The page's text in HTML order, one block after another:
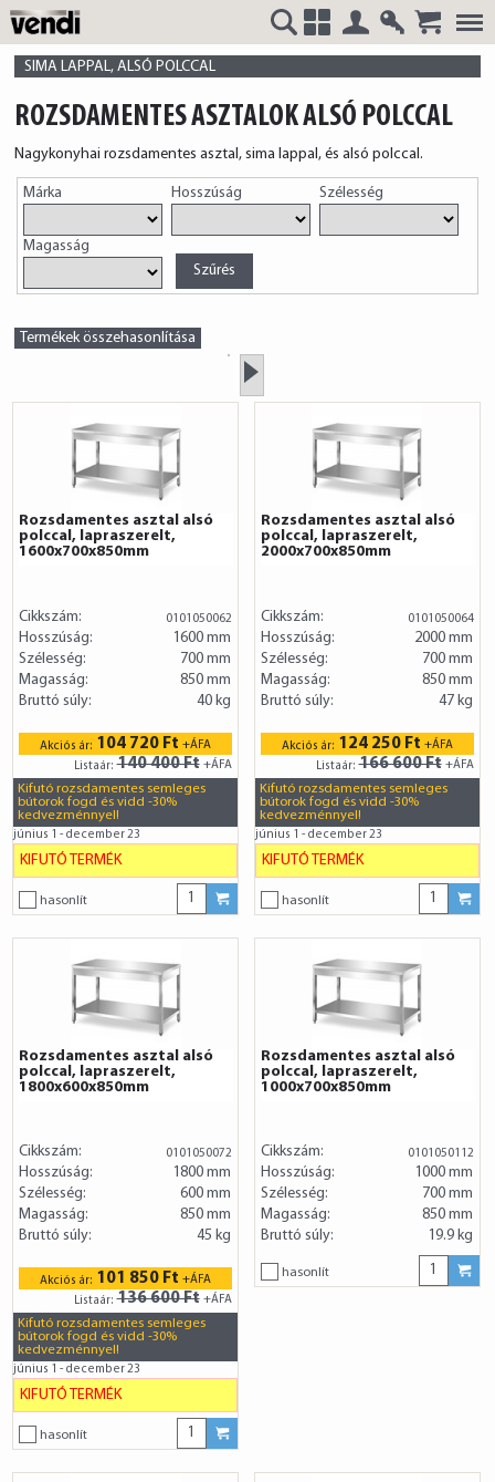
VENDI
HUNGÁRIA
SIMA LAPPAL, ALSÓ POLCCAL
ROZSDAMENTES ASZTALOK ALSÓ POLCCAL
Nagykonyhai rozsdamentes asztal, sima lappal, és alsó polccal.
Márka Hosszúság Szélesség
Magasság
Termékek összehasonlítása
Rozsdamentes asztal alsó
polccal, lapraszerelt,
1600x700x850mm
Cikkszám: 0101050062
Hosszúság:
1600 mm
Szélesség:
700 mm
Magasság:
850 mm
Bruttó súly:
40 kg
Akciós ár: 104 720 Ft +ÁFA
Listaár: 140 400 Ft +ÁFA
Kifutó rozsdamentes semleges
bútorok fogd és vidd -30%
kedvezménnyel!
június 1 - december 23
KIFUTÓ TERMÉK
hasonlít
Rozsdamentes asztal alsó
polccal, lapraszerelt,
2000x700x850mm
Cikkszám: 0101050064
Hosszúság:
2000 mm
Szélesség:
700 mm
Magasság:
850 mm
Bruttó súly:
47 kg
Akciós ár: 124 250 Ft +ÁFA
Listaár: 166 600 Ft +ÁFA
Kifutó rozsdamentes semleges
bútorok fogd és vidd -30%
kedvezménnyel!
június 1 - december 23
KIFUTÓ TERMÉK
hasonlít
Rozsdamentes asztal alsó
polccal, lapraszerelt,
1800x600x850mm
Cikkszám: 0101050072
Hosszúság:
1800 mm
Szélesség:
600 mm
Magasság:
850 mm
Bruttó súly:
45 kg
Akciós ár: 101 850 Ft +ÁFA
Listaár: 136 600 Ft +ÁFA
Kifutó rozsdamentes semleges
bútorok fogd és vidd -30%
kedvezménnyel!
június 1 - december 23
KIFUTÓ TERMÉK
hasonlít
Rozsdamentes asztal alsó
polccal, lapraszerelt,
1000x700x850mm
Cikkszám: 0101050112
Hosszúság:
1000 mm
Szélesség:
700 mm
Magasság:
850 mm
Bruttó súly:
19.9 kg
hasonlít